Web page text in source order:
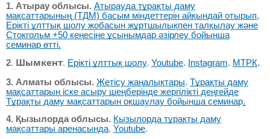
1. Атырау облысы. Атырауда тұрақты даму
мақсаттарының (ТДМ) басым міндеттерін айқындай отырып,
Ерікті ұлттық шолу жобасын жұртшылықпен талқылау және
Стокгольм +50 кеңесіне ұсынымдар әзірлеу бойынша
семинар өтті.
2. Шымкент. Ерікті ұлттық шолу. Youtube. Instagram. МТРК.
3. Алматы облысы. Жетісу жаңалықтары. Тұрақты даму
мақсаттарын іске асыру шеңберінде жергілікті деңгейде
Тұрақты даму мақсаттарын оқшаулау бойынша семинар.
4. Қызылорда облысы. Кызылорда тұрақты даму
мақсаттары аренасында. Youtube.